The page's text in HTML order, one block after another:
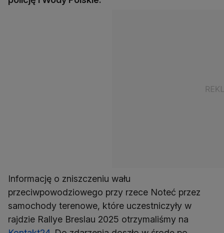
Informację o zniszczeniu wału
przeciwpowodziowego przy rzece Noteć przez
samochody terenowe, które uczestniczyły w
rajdzie Rallye Breslau 2025 otrzymaliśmy na